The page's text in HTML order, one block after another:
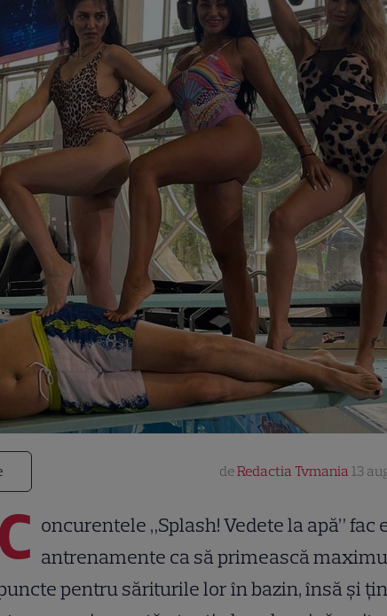
deRedactia Tvmania 13
C oncurentele „Splash! Vedete la apă” fac
antrenamente ca să primească
pentru săriturile lor în bazin, însă și